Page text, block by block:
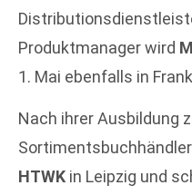
Produktmanager wird
1. Mai ebenfalls in
Nach ihrer Ausbildung
HTWK in Leipzig und